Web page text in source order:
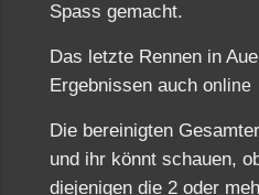
Spass gemacht.
Das letzte Rennen in
Ergebnissen auch online
Die bereinigten
und ihr könnt schauen,
diejenigen die 2 oder